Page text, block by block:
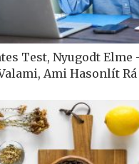
Test, Nyugodt Elme
Ami Hasonlít Rá